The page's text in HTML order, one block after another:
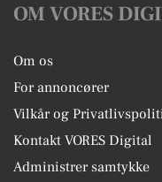
OM VORES
Om os
For annoncører
Vilkår og
Kontakt VORES Digital
Administrer samtykke